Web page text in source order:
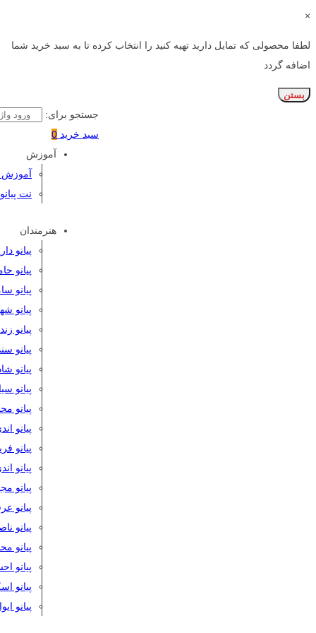
×
لطفا محصولی که تمایل دارید تهیه کنید را انتخاب کرده تا به سبد خرید شما
اضافه گردد
بستن
جستجو برای:
سبد خرید 0
آموزش
آموزش
نت پیانو
هنرمندان
پیانو
پیانو
پیانو
پیانو
پیانو
پیانو
پیانو
پیانو
پیانو
پیانو
پیانو
پیانو
پیانو
پیانو
پیانو
پیانو
پیانو
پیانو
پیانو